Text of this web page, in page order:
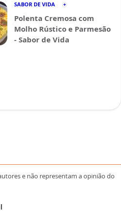
SABOR DE VIDA
Polenta Cremosa com
Molho Rústico e Parmesão
- Sabor de Vida
e não representam a opinião do